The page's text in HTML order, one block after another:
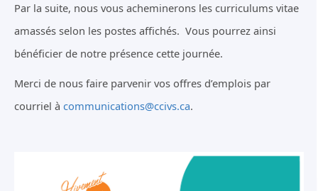
Par la suite, nous vous acheminerons les curriculums vitae
amassés selon les postes affichés. Vous pourrez ainsi
bénéficier de notre présence cette journée.
Merci de nous faire parvenir vos offres d’emplois par
courriel à communications@ccivs.ca.